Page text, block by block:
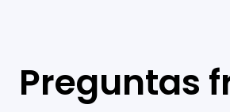
Preguntas